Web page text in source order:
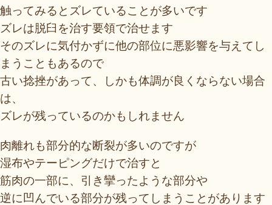
触ってみるとズレていることが多いです
ズレは脱臼を治す要領で治せます
そのズレに気付かずに他の部位に悪影響を与えてし
まうこともあるので
古い捻挫があって、しかも体調が良くならない場合
は、
ズレが残っているのかもしれません
肉離れも部分的な断裂が多いのですが
湿布やテーピングだけで治すと
筋肉の一部に、引き攣ったような部分や
逆に凹んでいる部分が残ってしまうことがあります